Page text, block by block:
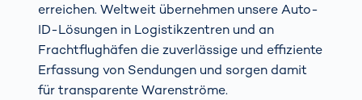
erreichen. Weltweit übernehmen unsere Auto-
ID-Lösungen in Logistikzentren und an
Frachtflughäfen die zuverlässige und effiziente
Erfassung von Sendungen und sorgen damit
für transparente Warenströme.